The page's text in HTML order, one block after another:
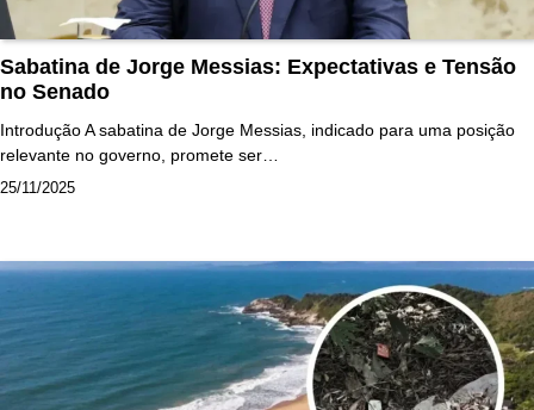
Sabatina de Jorge Messias: Expectativas e Tensão
no Senado
Introdução A sabatina de Jorge Messias, indicado para uma posição
relevante no governo, promete ser…
25/11/2025